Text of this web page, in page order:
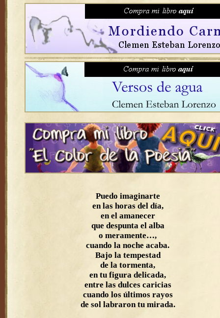
Puedo imaginarte
en las horas del día,
en el amanecer
que despunta el alba
o meramente…,
cuando la noche acaba.
Bajo la tempestad
de la tormenta,
en tu figura delicada,
entre las dulces caricias
cuando los últimos rayos
de sol labraron tu mirada.